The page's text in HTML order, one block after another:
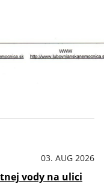
03. AUG 2026
vody na ulici